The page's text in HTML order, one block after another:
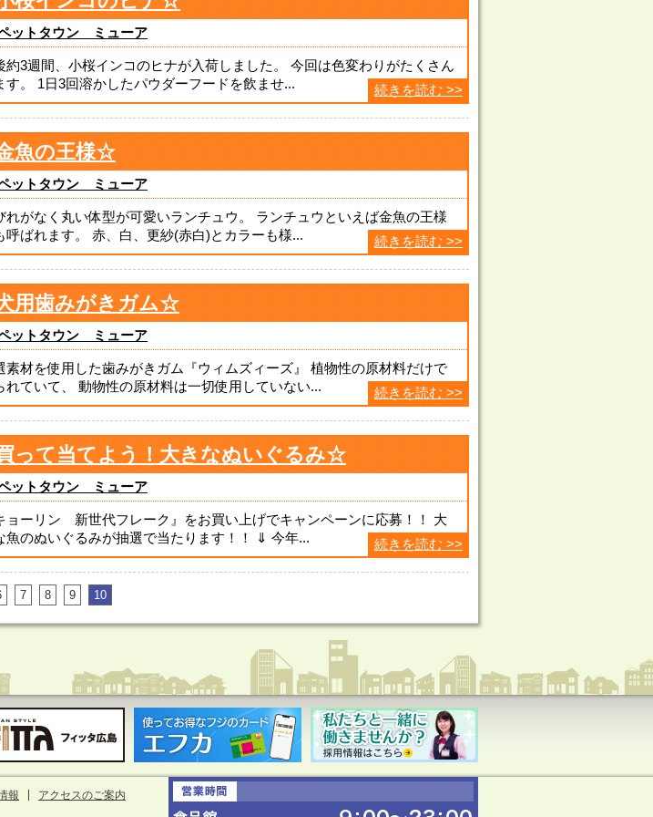
ットタウン ミューア
約3週間、小桜インコのヒナが入荷しました。 今回は色変わりがたくさん
す。 1日3回溶かしたパウダーフードを飲ませ...
続きを読む >>
魚の王様☆
ットタウン ミューア
れがなく丸い体型が可愛いランチュウ。 ランチュウといえば金魚の王様
呼ばれます。 赤、白、更紗(赤白)とカラーも様...
続きを読む >>
用歯みがきガム☆
ットタウン ミューア
素材を使用した歯みがきガム『ウィムズィーズ』 植物性の原材料だけで
れていて、 動物性の原材料は一切使用していない...
続きを読む >>
って当てよう！大きなぬいぐるみ☆
ットタウン ミューア
ョーリン 新世代フレーク』をお買い上げでキャンペーンに応募！！ 大
魚のぬいぐるみが抽選で当たります！！ ⇓ 今年...
続きを読む >>
7 8 9 10
報
アクセスのご案内